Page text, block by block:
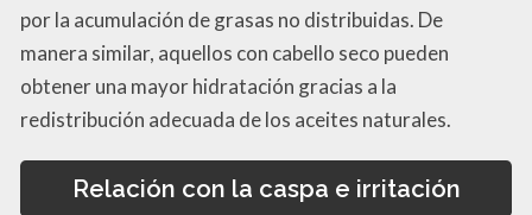
por la acumulación de grasas no distribuidas. De
manera similar, aquellos con cabello seco pueden
obtener una mayor hidratación gracias a la
redistribución adecuada de los aceites naturales.
Relación con la caspa e irritación